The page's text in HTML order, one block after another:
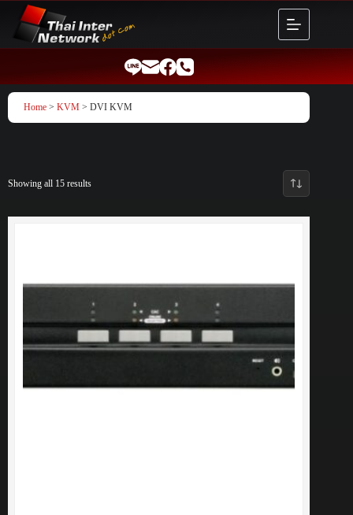
content
Home > KVM > DVI KVM
Showing all 15 results